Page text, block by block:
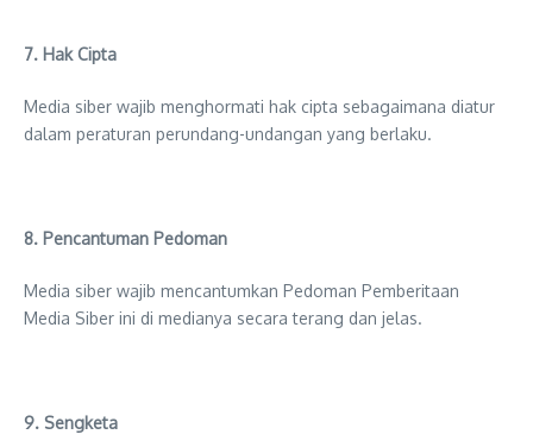
7. Hak Cipta
Media siber wajib menghormati hak cipta sebagaimana diatur
dalam peraturan perundang-undangan yang berlaku.
8. Pencantuman Pedoman
Media siber wajib mencantumkan Pedoman Pemberitaan
Media Siber ini di medianya secara terang dan jelas.
9. Sengketa